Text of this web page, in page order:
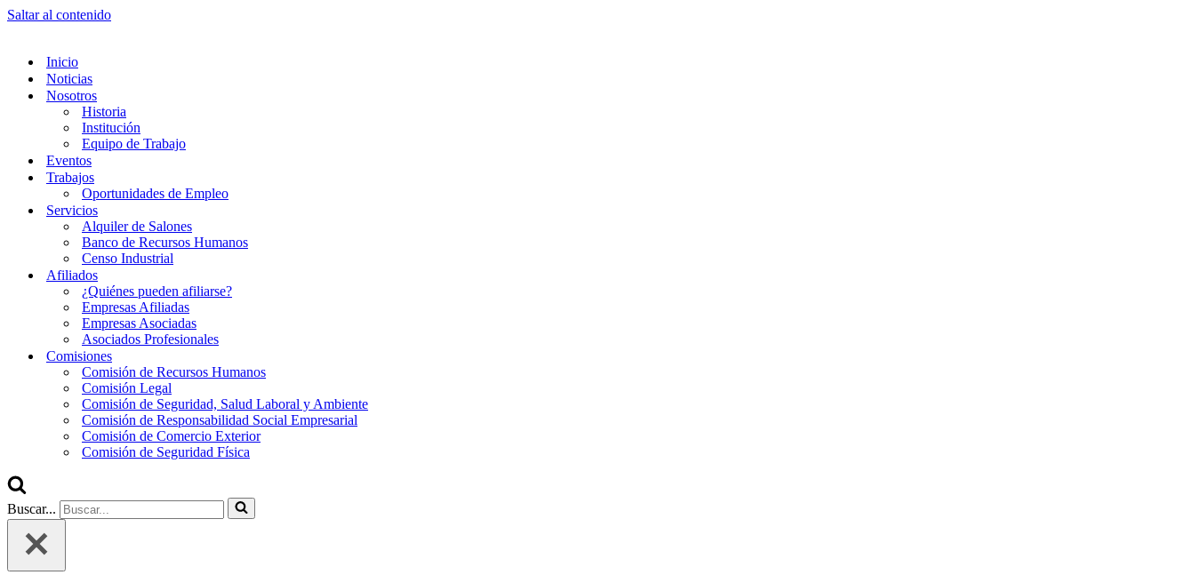
Saltar al contenido
Inicio
Noticias
Nosotros
Historia
Institución
Equipo de Trabajo
Eventos
Trabajos
Oportunidades de Empleo
Servicios
Alquiler de Salones
Banco de Recursos Humanos
Censo Industrial
Afiliados
¿Quiénes pueden afiliarse?
Empresas Afiliadas
Empresas Asociadas
Asociados Profesionales
Comisiones
Comisión de Recursos Humanos
Comisión Legal
Comisión de Seguridad, Salud Laboral y Ambiente
Comisión de Responsabilidad Social Empresarial
Comisión de Comercio Exterior
Comisión de Seguridad Física
Buscar...